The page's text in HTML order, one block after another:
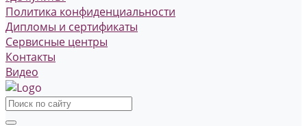
Политика конфиденциальности
Дипломы и сертификаты
Сервисные центры
Контакты
Видео